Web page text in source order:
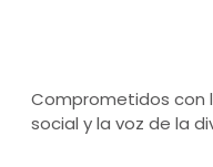
Comprometidos con
social y la voz de la